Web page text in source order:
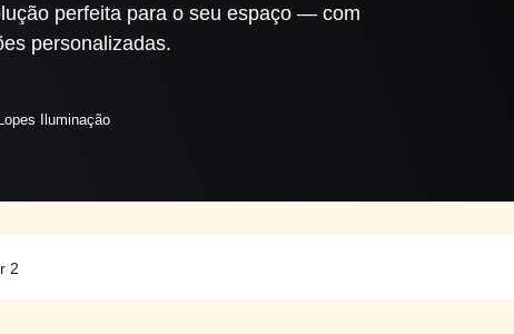
perfeita para o seu espaço — com
personalizadas.
Iluminação
2